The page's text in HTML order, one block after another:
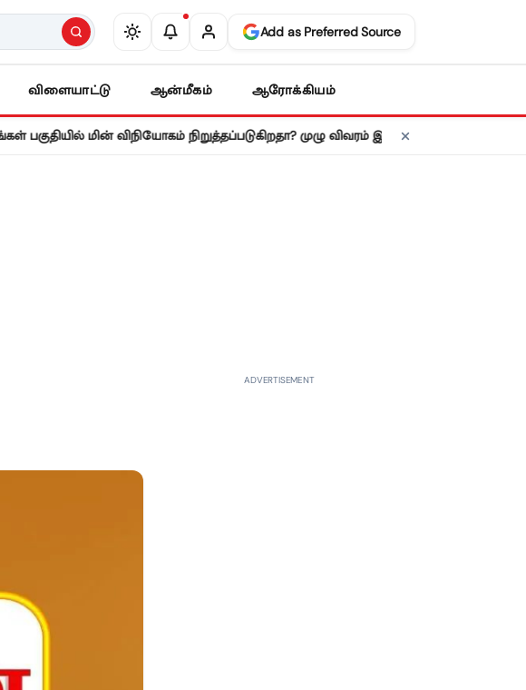
Add as Preferred Source
விளையாட்டு ஆன்மீகம் ஆரோக்கியம்
மின் விநியோகம் நிறுத்தப்படுகிறதா? முழு விவரம் இதோ! • கனடா பொருட்களுக்கு
ADVERTISEMENT